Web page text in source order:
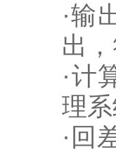
·输
出
·计
理
·回